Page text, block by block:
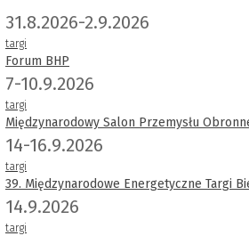
31.8.2026-2.9.2026
targi
Forum BHP
7-10.9.2026
targi
Międzynarodowy Salon Przemysłu
14-16.9.2026
targi
39. Międzynarodowe Energetyczne Targi
14.9.2026
targi